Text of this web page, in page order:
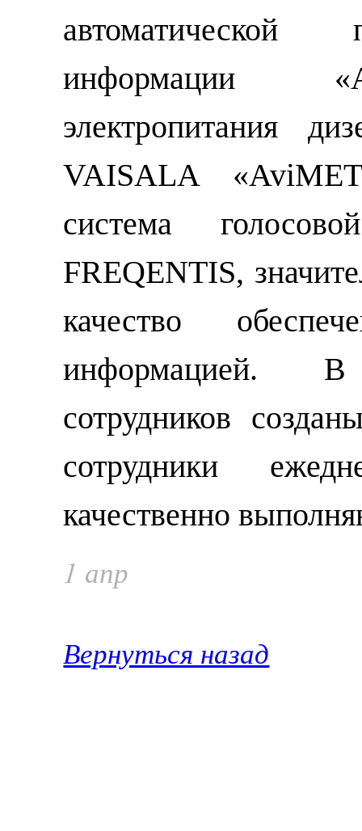
автоматической
информации
электропитания
VAISALA
система
FREQENTIS,
качество
информацией.
сотрудников
сотрудники
качественно
1 апр
Вернуться назад